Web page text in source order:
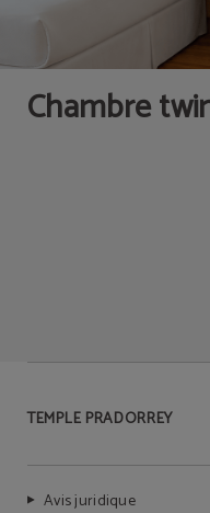
Chambre
TEMPLE PRADORREY
Avis juridique